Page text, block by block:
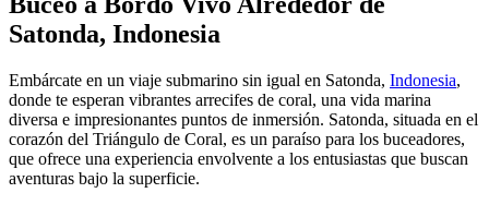
Satonda, Indonesia
Embárcate en un viaje submarino sin igual en Satonda, Indonesia,
donde te esperan vibrantes arrecifes de coral, una vida marina
diversa e impresionantes puntos de inmersión. Satonda, situada en el
corazón del Triángulo de Coral, es un paraíso para los buceadores,
que ofrece una experiencia envolvente a los entusiastas que buscan
aventuras bajo la superficie.